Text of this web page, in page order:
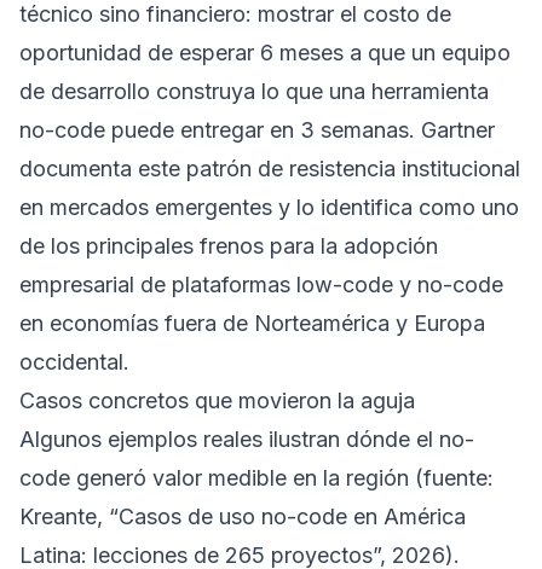
técnico sino financiero: mostrar el costo de
oportunidad de esperar 6 meses a que un equipo
de desarrollo construya lo que una herramienta
no-code puede entregar en 3 semanas. Gartner
documenta este patrón de resistencia institucional
en mercados emergentes y lo identifica como uno
de los principales frenos para la adopción
empresarial de plataformas low-code y no-code
en economías fuera de Norteamérica y Europa
occidental.
Casos concretos que movieron la aguja
Algunos ejemplos reales ilustran dónde el no-
code generó valor medible en la región (fuente:
Kreante, “Casos de uso no-code en América
Latina: lecciones de 265 proyectos”, 2026).